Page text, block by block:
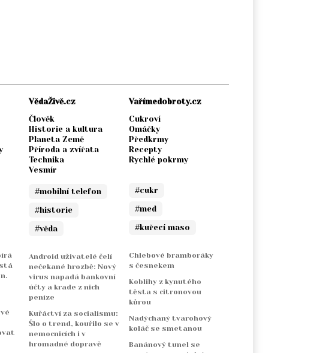
VědaŽivě.cz
Člověk
Historie a kultura
Planeta Země
Příroda a zvířata
Technika
Vesmír
#mobilní telefon
#historie
#věda
Android uživatelé čelí
nečekané hrozbě: Nový
virus napadá bankovní
účty a krade z nich
peníze
Kuřáctví za socialismu:
Šlo o trend, kouřilo se v
nemocnicích i v
hromadné dopravě
Vařímedobroty.cz
Cukroví
Omáčky
Předkrmy
Recepty
Rychlé pokrmy
#cukr
#med
#kuřecí maso
Chlebové bramboráky
s česnekem
Koblihy z kynutého
těsta s citronovou
kůrou
Nadýchaný tvarohový
koláč se smetanou
Banánový tunel se